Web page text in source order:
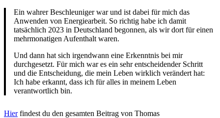
Ein wahrer Beschleuniger war und ist dabei für mich das
Anwenden von Energiearbeit. So richtig habe ich damit
tatsächlich 2023 in Deutschland begonnen, als wir dort für einen
mehrmonatigen Aufenthalt waren.
Und dann hat sich irgendwann eine Erkenntnis bei mir
durchgesetzt. Für mich war es ein sehr entscheidender Schritt
und die Entscheidung, die mein Leben wirklich verändert hat:
Ich habe erkannt, dass ich für alles in meinem Leben
verantwortlich bin.
Hierfindest du den gesamten Beitrag von Thomas